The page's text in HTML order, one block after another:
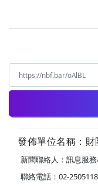
發佈單位名稱：
新聞聯絡人：訊息服
聯絡電話：02-